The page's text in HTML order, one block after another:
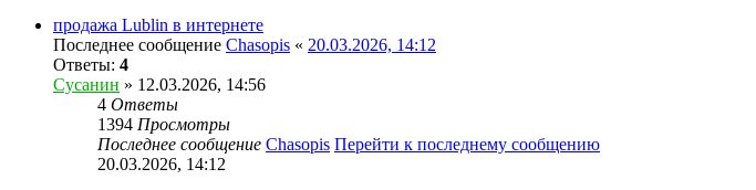
продажа Lublin в интернете
Последнее сообщение Chasopis « 20.03.2026, 14:12
Ответы: 4
Сусанин » 12.03.2026, 14:56
4 Ответы
1394 Просмотры
Последнее сообщение Chasopis Перейти к последнему сообщению
20.03.2026, 14:12